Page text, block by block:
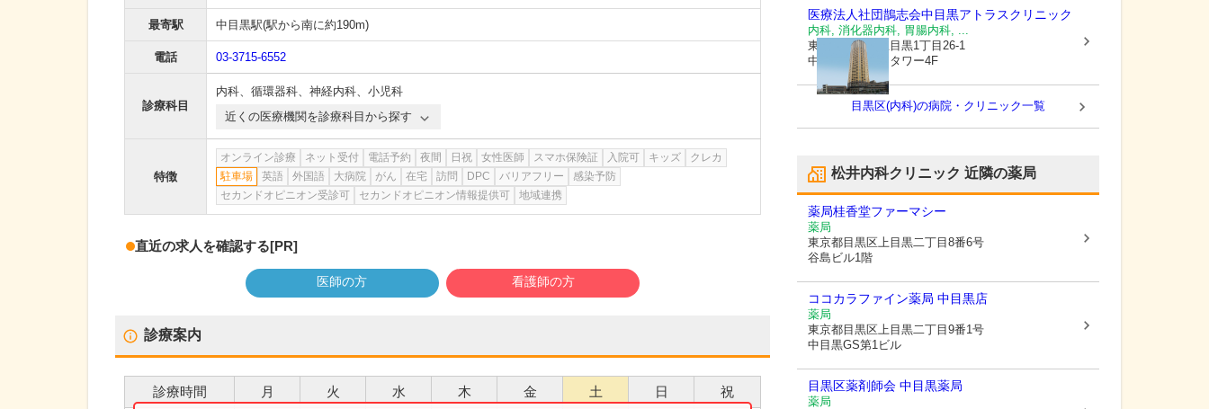
最寄駅 中目黒駅(駅から南に約190m)
電話 03-3715-6552
診療科目
内科、 循環器科、 神経内科、 小児科
近くの医療機関を診療科目から探す
特徴
オンライン診療 ネット受付 電話予約 夜間 日祝 女性医師 スマホ保険証 入院可 キッズ
クレカ
駐車場
英語 外国語 大病院 がん 在宅 訪問 DPC バリアフリー
感染予防
セカンドオピニオン受診可
セカンドオピニオン情報提供可 地域連携
直近の求人を確認する[PR]
医師の方 看護師の方
診療案内
診療時間 月 火 水 木 金 土 日 祝
医療法人社団鵲志会中目黒アトラスクリニック
内科, 消化器内科, 胃腸内科, ...
東京都目黒区
上目黒1丁目26-1
中目黒アトラスタワー4F
目黒区(内科)の病院・クリニック一覧
松井内科クリニック 近隣の薬局
薬局桂香堂ファーマシー
薬局
東京都目黒区上目黒二丁目8番6号
谷島ビル1階
ココカラファイン薬局 中目黒店
薬局
東京都目黒区上目黒二丁目9番1号
中目黒GS第1ビル
目黒区薬剤師会 中目黒薬局
薬局